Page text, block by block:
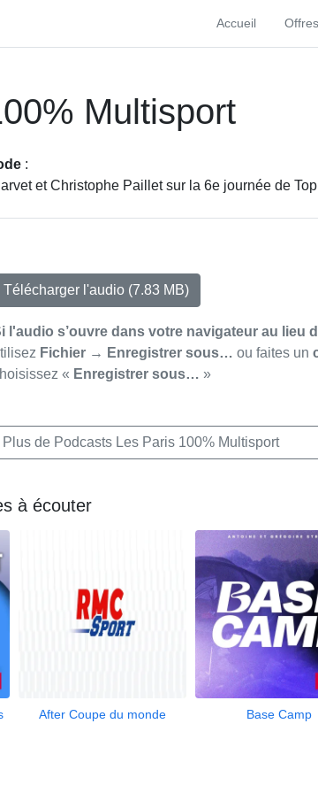
Accueil
Multisport
:
et Christophe Paillet sur la 6e journée de
Télécharger l'audio (7.83 MB)
l'audio s’ouvre dans votre navigateur au lieu
Fichier → Enregistrer sous… ou faites un
« Enregistrer sous… »
Plus de Podcasts Les Paris 100% Multisport
à écouter
After Coupe du monde Base Camp